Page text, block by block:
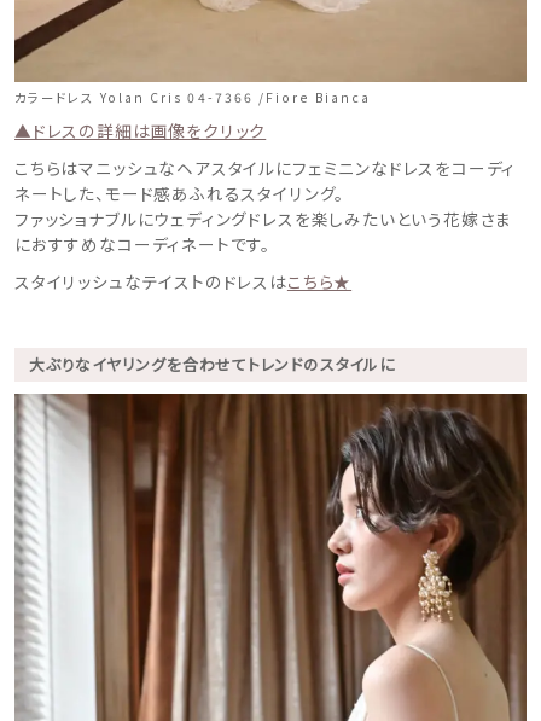
カラードレス Yolan Cris 04-7366 /Fiore Bianca
▲ドレスの詳細は画像をクリック
こちらはマニッシュなヘアスタイルにフェミニンなドレスをコーディ
ネートした、モード感あふれるスタイリング。
ファッショナブルにウェディングドレスを楽しみたいという花嫁さま
におすすめなコーディネートです。
スタイリッシュなテイストのドレスはこちら★
大ぶりなイヤリングを合わせてトレンドのスタイルに